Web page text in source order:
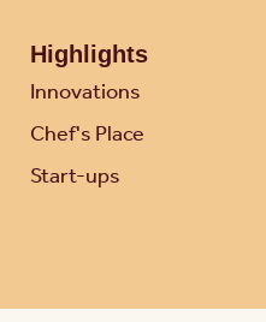
Highlights
Innovations
Chef's Place
Start-ups